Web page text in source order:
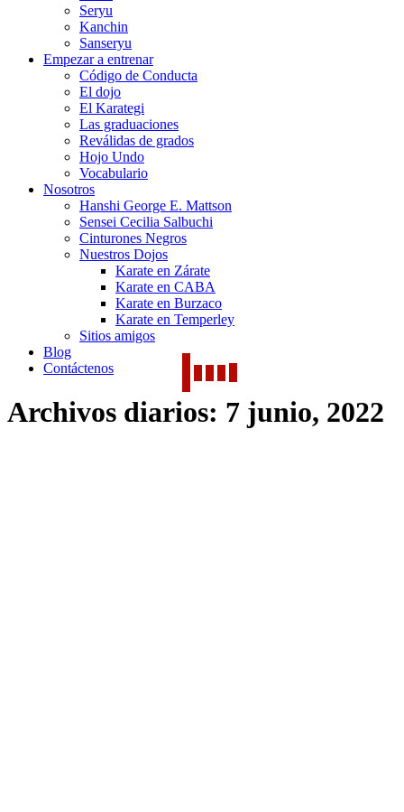
Seryu
Kanchin
Sanseryu
Empezar a entrenar
Código de Conducta
El dojo
El Karategi
Las graduaciones
Reválidas de grados
Hojo Undo
Vocabulario
Nosotros
Hanshi George E. Mattson
Sensei Cecilia Salbuchi
Cinturones Negros
Nuestros Dojos
Karate en Zárate
Karate en CABA
Karate en Burzaco
Karate en Temperley
Sitios amigos
Blog
Contáctenos
Archivos diarios: 7 junio, 2022